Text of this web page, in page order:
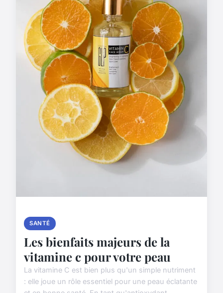
SANTÉ
Les bienfaits majeurs de la
vitamine c pour votre peau
La vitamine C est bien plus qu'un simple nutriment
: elle joue un rôle essentiel pour une peau éclatante